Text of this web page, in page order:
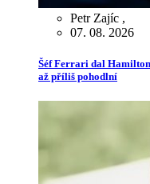
Petr Zajíc ,
07. 08. 2026
Šéf Ferrari dal
až příliš pohodlní